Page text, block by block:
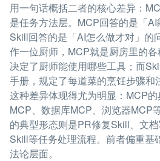
用一句话概括二者的核心差异：
是任务方法层。MCP回答的是「
Skill回答的是「AI怎么做才对」的
作一位厨师，MCP就是厨房里的各
决定了厨师能使用哪些工具；而
手册，规定了每道菜的烹饪步骤和
这种差异体现得尤为明显：MCP
MCP、数据库MCP、浏览器MCP
的典型形态则是PR修复Skill、文
Skill等任务处理流程。前者偏重基
法论层面。